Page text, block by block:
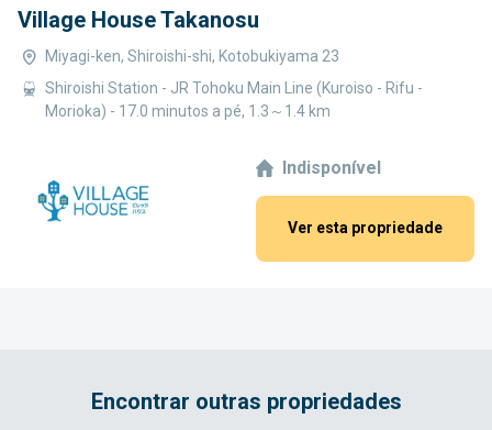
Village House Takanosu
Miyagi-ken, Shiroishi-shi, Kotobukiyama 23
Shiroishi Station - JR Tohoku Main Line (Kuroiso - Rifu -
Morioka) - 17.0 minutos a pé, 1.3～1.4 km
Indisponível
Ver esta propriedade
Encontrar outras propriedades